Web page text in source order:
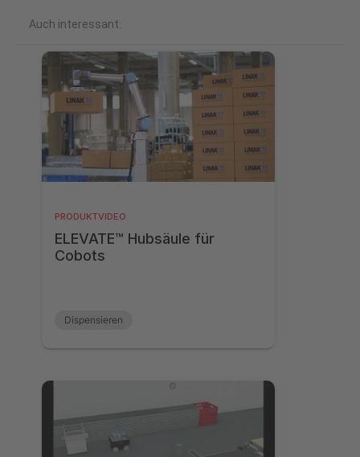
Auch interessant:
PRODUKTVIDEO
ELEVATE™ Hubsäule für
Cobots
Dispensieren
Palettieren